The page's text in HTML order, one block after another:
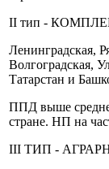
II тип -
Ленинградская,
Волгоградская,
Татарстан и
ППД выше
стране. НП на
III ТИП -